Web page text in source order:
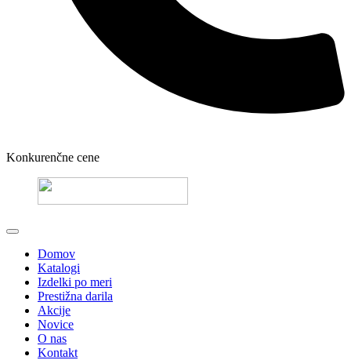
Konkurenčne cene
Domov
Katalogi
Izdelki po meri
Prestižna darila
Akcije
Novice
O nas
Kontakt